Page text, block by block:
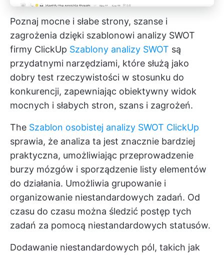
Poznaj mocne i słabe strony, szanse i
zagrożenia dzięki szablonowi analizy SWOT
firmy ClickUp Szablony analizy SWOT są
przydatnymi narzędziami, które służą jako
dobry test rzeczywistości w stosunku do
konkurencji, zapewniając obiektywny widok
mocnych i słabych stron, szans i zagrożeń.
The Szablon osobistej analizy SWOT ClickUp
sprawia, że analiza ta jest znacznie bardziej
praktyczna, umożliwiając przeprowadzenie
burzy mózgów i sporządzenie listy elementów
do działania. Umożliwia grupowanie i
organizowanie niestandardowych zadań. Od
czasu do czasu można śledzić postęp tych
zadań za pomocą niestandardowych statusów.
Dodawanie niestandardowych pól, takich jak